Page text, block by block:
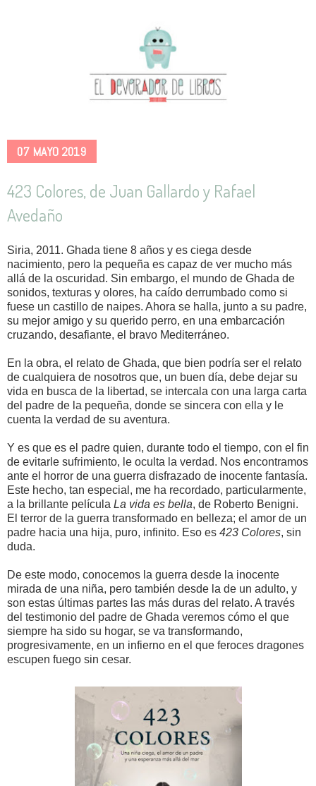
07 MAYO 2019
423 Colores, de Juan Gallardo y Rafael
Avedaño
Siria, 2011. Ghada tiene 8 años y es ciega desde
nacimiento, pero la pequeña es capaz de ver mucho más
allá de la oscuridad. Sin embargo, el mundo de Ghada de
sonidos, texturas y olores, ha caído derrumbado como si
fuese un castillo de naipes. Ahora se halla, junto a su padre,
su mejor amigo y su querido perro, en una embarcación
cruzando, desafiante, el bravo Mediterráneo.
En la obra, el relato de Ghada, que bien podría ser el relato
de cualquiera de nosotros que, un buen día, debe dejar su
vida en busca de la libertad, se intercala con una larga carta
del padre de la pequeña, donde se sincera con ella y le
cuenta la verdad de su aventura.
Y es que es el padre quien, durante todo el tiempo, con el fin
de evitarle sufrimiento, le oculta la verdad. Nos encontramos
ante el horror de una guerra disfrazado de inocente fantasía.
Este hecho, tan especial, me ha recordado, particularmente,
a la brillante película La vida es bella, de Roberto Benigni.
El terror de la guerra transformado en belleza; el amor de un
padre hacia una hija, puro, infinito. Eso es 423 Colores, sin
duda.
De este modo, conocemos la guerra desde la inocente
mirada de una niña, pero también desde la de un adulto, y
son estas últimas partes las más duras del relato. A través
del testimonio del padre de Ghada veremos cómo el que
siempre ha sido su hogar, se va transformando,
progresivamente, en un infierno en el que feroces dragones
escupen fuego sin cesar.